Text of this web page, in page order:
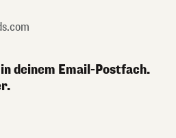
deinem Email-Postfach.